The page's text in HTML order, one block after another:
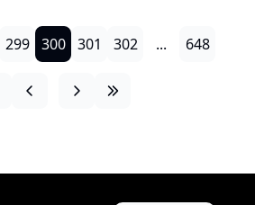
299 300 301 302 ... 648